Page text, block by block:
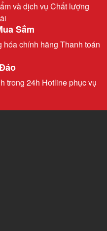
và dịch vụ Chất lượng
Sắm
hóa chính hãng Thanh toán
trong 24h Hotline phục vụ